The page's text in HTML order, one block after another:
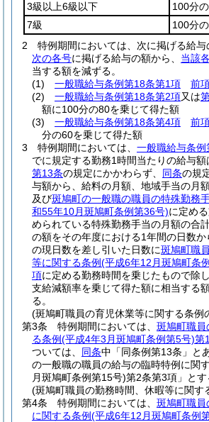
3級以上6級以下
100分
7級
100分
2
特例期間においては、次に掲げる給与
次の各号に掲げる給与の額から、 当該
当する額を減ずる。
(1)
一般職給与条例第18条第1項 前
(2)
一般職給与条例第18条第2項又は
額に100分の80を乗じて得た額
(3)
一般職給与条例第18条第4項 前
分の60を乗じて得た額
3
特例期間においては、 一般職給与条例
でに規定する勤務1時間当たりの給与額
第13条の規定にかかわらず、 同条の規
与額から、給料の月額、地域手当の月
及び斑鳩町の一般職の職員の特殊勤務
和55年10月斑鳩町条例第36号)に定め
められている特殊勤務手当の月額の合
の額をその年度における1年間の日数
の現日数を差し引いた日数に斑鳩町職
等に関する条例(平成6年12月斑鳩町条
項に定める勤務時間を乗じたもので除
支給減額率を乗じて得た額に相当する
る。
(斑鳩町職員の育児休業等に関する条例
第3条
特例期間においては、 斑鳩町職員
る条例(平成4年3月斑鳩町条例第5号)第
ついては、 同条中「同条例第13条」と
の一般職の職員の給与の臨時特例に関
月斑鳩町条例第15号)第2条第3項」とす
(斑鳩町職員の勤務時間、休暇等に関す
第4条
特例期間においては、 斑鳩町職員
に関する条例(平成6年12月斑鳩町条例